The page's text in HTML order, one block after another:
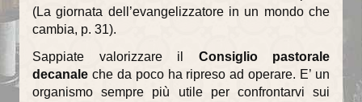
(La giornata dell’evangelizzatore in un mondo che
cambia, p. 31).
Sappiate valorizzare il Consiglio pastorale
decanale che da poco ha ripreso ad operare. E’ un
organismo sempre più utile per confrontarvi sui